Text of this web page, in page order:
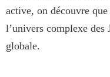
active, on découvre que
l’univers complexe
globale.